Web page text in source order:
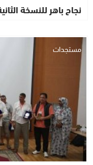
نجاح باهر للنسخة
مستجدات